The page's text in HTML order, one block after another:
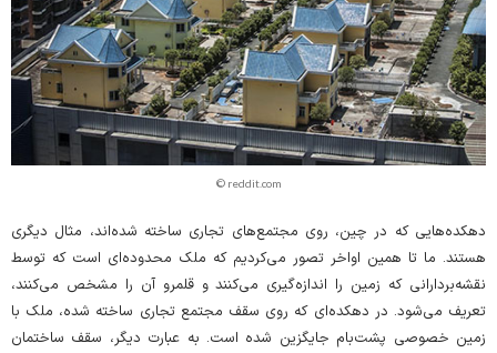
© reddit.com
دهکده‌هایی که در چین، روی مجتمع‌های تجاری ساخته شده‌اند، مثال دیگری
هستند. ما تا همین اواخر تصور می‌کردیم که ملک محدوده‌ای است که توسط
نقشه‌بردارانی که زمین را اندازه‌گیری می‌کنند و قلمرو آن را مشخص می‌کنند،
تعریف می‌شود. در دهکده‌‌ای که روی سقف مجتمع تجاری ساخته شده، ملک با
زمین خصوصی پشت‌بام جایگزین شده است. به عبارت دیگر، سقف ساختمان